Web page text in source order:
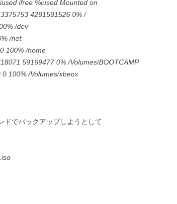
ifree %iused Mounted on
4291591526 0% /
/dev
/net
100% /home
59169477 0% /Volumes/BOOTCAMP
100% /Volumes/xbeox
でバックアップしようとして